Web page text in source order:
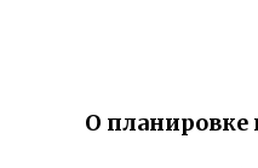
О планировке